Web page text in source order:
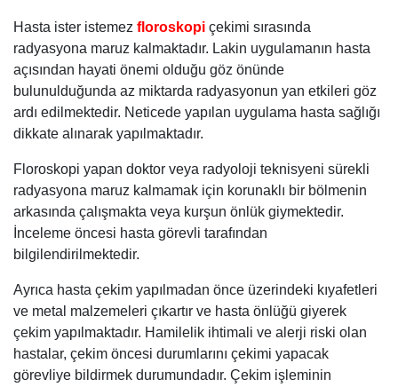
Hasta ister istemez floroskopi çekimi sırasında
radyasyona maruz kalmaktadır. Lakin uygulamanın hasta
açısından hayati önemi olduğu göz önünde
bulunulduğunda az miktarda radyasyonun yan etkileri göz
ardı edilmektedir. Neticede yapılan uygulama hasta sağlığı
dikkate alınarak yapılmaktadır.
Floroskopi yapan doktor veya radyoloji teknisyeni sürekli
radyasyona maruz kalmamak için korunaklı bir bölmenin
arkasında çalışmakta veya kurşun önlük giymektedir.
İnceleme öncesi hasta görevli tarafından
bilgilendirilmektedir.
Ayrıca hasta çekim yapılmadan önce üzerindeki kıyafetleri
ve metal malzemeleri çıkartır ve hasta önlüğü giyerek
çekim yapılmaktadır. Hamilelik ihtimali ve alerji riski olan
hastalar, çekim öncesi durumlarını çekimi yapacak
görevliye bildirmek durumundadır. Çekim işleminin